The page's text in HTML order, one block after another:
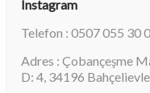
Instagram
Telefon : 0507 055 30
Adres : Çobançeşme
D: 4, 34196